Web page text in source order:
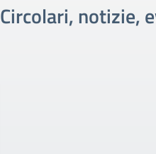
Circolari, notizie,